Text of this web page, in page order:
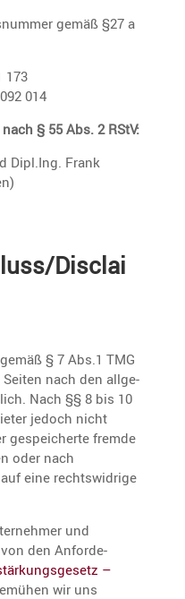
gemäß §27 a
173
014
§ 55 Abs. 2 RStV:
Dipl.Ing. Frank
Disclai
§ 7 Abs.1 TMG
nach den allge­
Nach §§ 8 bis 10
jedoch nicht
gespei­cherte fremde
oder nach
eine rechts­wid­rige
und
den Anfor­de­
–
wir uns